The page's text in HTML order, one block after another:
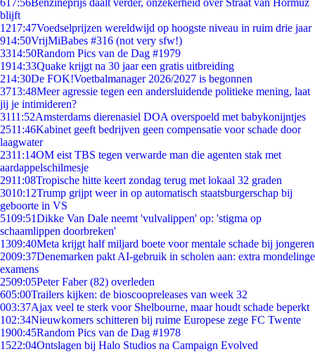
617:56Benzineprijs daalt verder, onzekerheid over Straat van Hormuz
blijft
1217:47Voedselprijzen wereldwijd op hoogste niveau in ruim drie jaar
914:50VrijMiBabes #316 (not very sfw!)
3314:50Random Pics van de Dag #1979
1914:33Quake krijgt na 30 jaar een gratis uitbreiding
214:30De FOK!Voetbalmanager 2026/2027 is begonnen
3713:48Meer agressie tegen een andersluidende politieke mening, laat
jij je intimideren?
3111:52Amsterdams dierenasiel DOA overspoeld met babykonijntjes
2511:46Kabinet geeft bedrijven geen compensatie voor schade door
laagwater
2311:14OM eist TBS tegen verwarde man die agenten stak met
aardappelschilmesje
2911:08Tropische hitte keert zondag terug met lokaal 32 graden
3010:12Trump grijpt weer in op automatisch staatsburgerschap bij
geboorte in VS
5109:51Dikke Van Dale neemt 'vulvalippen' op: 'stigma op
schaamlippen doorbreken'
1309:40Meta krijgt half miljard boete voor mentale schade bij jongeren
2009:37Denemarken pakt AI-gebruik in scholen aan: extra mondelinge
examens
2509:05Peter Faber (82) overleden
605:00Trailers kijken: de bioscoopreleases van week 32
003:37Ajax veel te sterk voor Shelbourne, maar houdt schade beperkt
102:34Nieuwkomers schitteren bij ruime Europese zege FC Twente
1900:45Random Pics van de Dag #1978
1522:04Ontslagen bij Halo Studios na Campaign Evolved